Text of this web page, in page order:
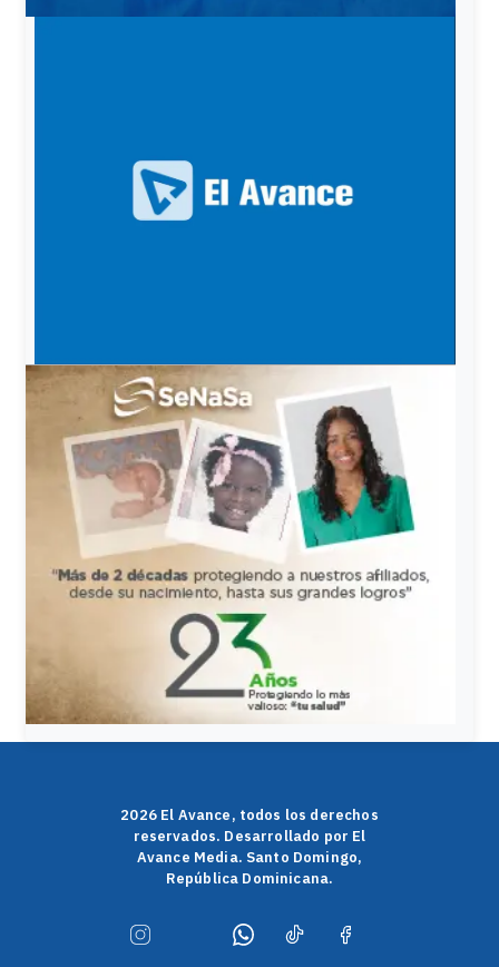
2026 El Avance, todos los derechos
reservados. Desarrollado por El
Avance Media. Santo Domingo,
República Dominicana.